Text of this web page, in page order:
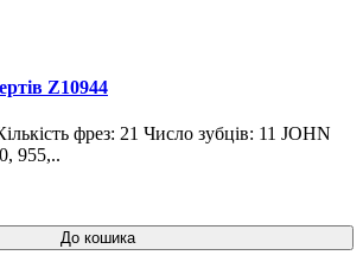
Z10944
фрез: 21 Число зубців: 11 JOHN
955,..
До кошика